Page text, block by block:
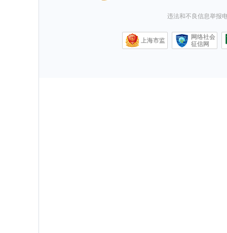
违法和不良信息举报
上海市监
网络社会
征信网